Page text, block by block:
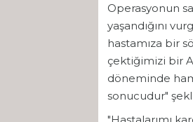
Operasyonun
yaşandığını
hastamıza bir
çektiğimizi bir
döneminde
sonucudur"
"Hastalarımı